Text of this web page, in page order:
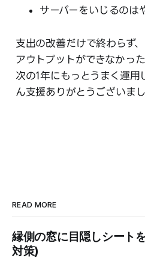
サーバーをいじるのは
支出の改善だけで終わらず
アウトプットができなかっ
次の1年にもっとうまく運用
ん支援ありがとうございまし
READ MORE
縁側の窓に目隠しシート
対策)